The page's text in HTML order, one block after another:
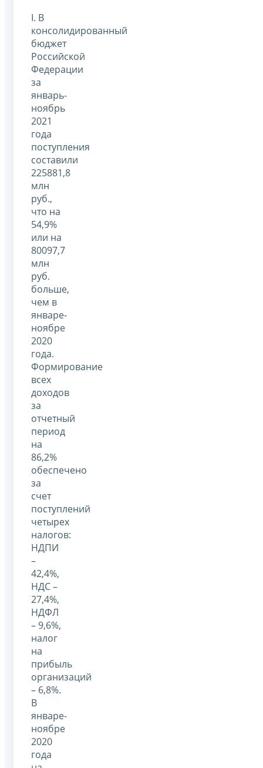
I. В
консолидированный
бюджет
Российской
Федерации
за
январь-
ноябрь
2021
года
поступления
составили
225881,8
млн
руб.,
что на
54,9%
или на
80097,7
млн
руб.
больше,
чем в
январе-
ноябре
2020
года.
Формирование
всех
доходов
за
отчетный
период
на
86,2%
обеспечено
за
счет
поступлений
четырех
налогов:
НДПИ
–
42,4%,
НДС –
27,4%,
НДФЛ
– 9,6%,
налог
на
прибыль
организаций
– 6,8%.
В
январе-
ноябре
2020
года